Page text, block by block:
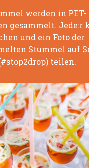
werden in PET-
gesammelt. Jede:r
und ein Foto der
Stummel auf
teilen.